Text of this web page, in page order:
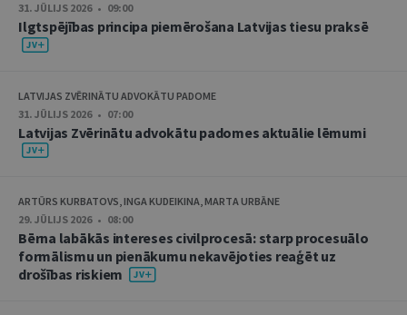
31. JŪLIJS 2026 • 09:00
Ilgtspējības principa piemērošana Latvijas tiesu praksē
LATVIJAS ZVĒRINĀTU ADVOKĀTU PADOME
31. JŪLIJS 2026 • 07:00
Latvijas Zvērinātu advokātu padomes aktuālie lēmumi
ARTŪRS KURBATOVS, INGA KUDEIKINA, MARTA URBĀNE
29. JŪLIJS 2026 • 08:00
Bērna labākās intereses civilprocesā: starp procesuālo
formālismu un pienākumu nekavējoties reaģēt uz
drošības riskiem